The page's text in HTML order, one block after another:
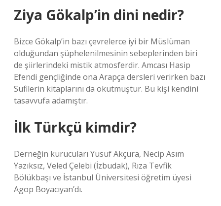
Ziya Gökalp’in dini nedir?
Bizce Gökalp’in bazı çevrelerce iyi bir Müslüman
olduğundan şüphelenilmesinin sebeplerinden biri
de şiirlerindeki mistik atmosferdir. Amcası Hasip
Efendi gençliğinde ona Arapça dersleri verirken bazı
Sufilerin kitaplarını da okutmuştur. Bu kişi kendini
tasavvufa adamıştır.
İlk Türkçü kimdir?
Derneğin kurucuları Yusuf Akçura, Necip Asım
Yazıksız, Veled Çelebi (İzbudak), Rıza Tevfik
Bölükbaşı ve İstanbul Üniversitesi öğretim üyesi
Agop Boyacıyan’dı.